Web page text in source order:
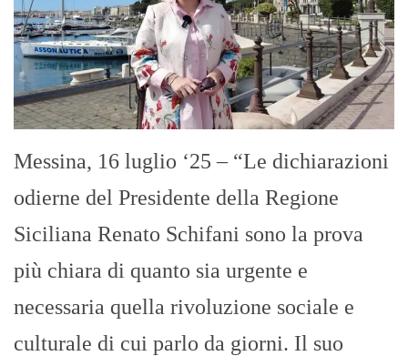
Messina, 16 luglio ‘25 – “Le dichiarazioni
odierne del Presidente della Regione
Siciliana Renato Schifani sono la prova
più chiara di quanto sia urgente e
necessaria quella rivoluzione sociale e
culturale di cui parlo da giorni. Il suo